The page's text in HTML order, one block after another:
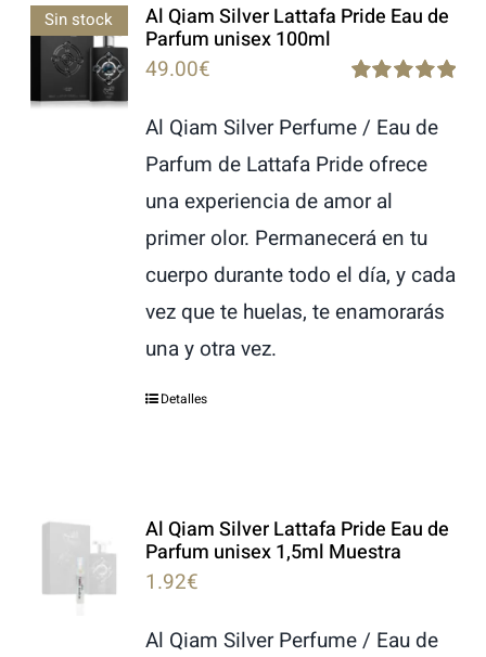
Sin stock Al Qiam Silver Lattafa Pride Eau de
Parfum unisex 100ml
out of 5
49.00€
Al Qiam Silver Perfume / Eau de
Parfum de Lattafa Pride ofrece
una experiencia de amor al
primer olor. Permanecerá en tu
cuerpo durante todo el día, y cada
vez que te huelas, te enamorarás
una y otra vez.
Detalles
Al Qiam Silver Lattafa Pride Eau de
Parfum unisex 1,5ml Muestra
1.92€
Al Qiam Silver Perfume / Eau de